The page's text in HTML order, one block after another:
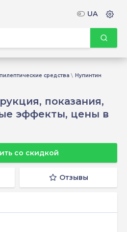
средства Нупинтин
показания,
эффекты, цены в
со скидкой
Отзывы
UA